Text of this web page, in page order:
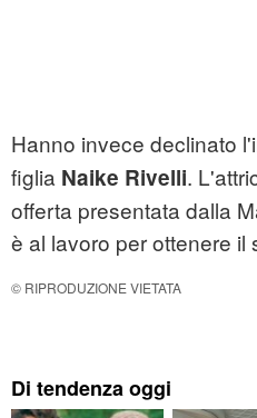
Hanno invece declinato
figlia Naike Rivelli.
offerta presentata dalla
è al lavoro per ottenere il
© RIPRODUZIONE VIETATA
Di tendenza oggi